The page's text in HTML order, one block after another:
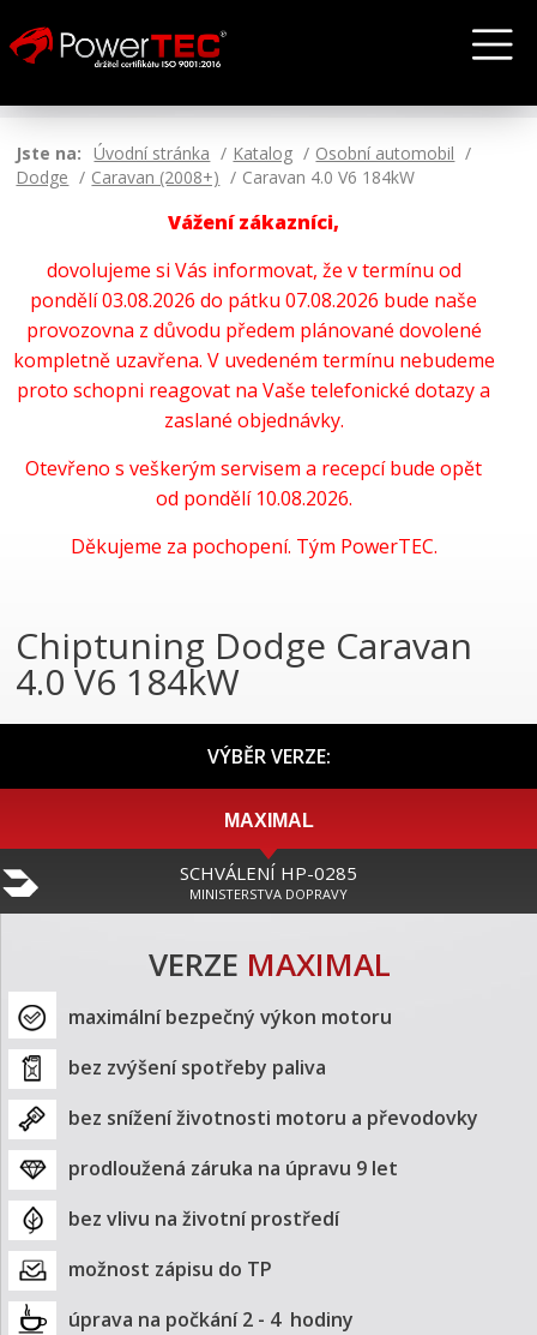
Jste na: Úvodní stránka Katalog
Osobní automobil
Dodge
Caravan (2008+) Caravan 4.0 V6 184kW
Vážení zákazníci,
dovolujeme si Vás informovat, že v termínu od
pondělí 03.08.2026 do pátku 07.08.2026 bude naše
provozovna z důvodu předem plánované dovolené
kompletně uzavřena. V uvedeném termínu nebudeme
proto schopni reagovat na Vaše telefonické dotazy a
zaslané objednávky.
Otevřeno s veškerým servisem a recepcí bude opět
od pondělí 10.08.2026.
Děkujeme za pochopení. Tým PowerTEC.
Chiptuning Dodge Caravan
4.0 V6 184kW
VÝBĚR VERZE:
MAXIMAL
SCHVÁLENÍ HP-0285
MINISTERSTVA DOPRAVY
VERZE MAXIMAL
maximální bezpečný výkon motoru
bez zvýšení spotřeby paliva
bez snížení životnosti motoru a převodovky
prodloužená záruka na úpravu 9 let
bez vlivu na životní prostředí
možnost zápisu do TP
úprava na počkání 2 - 4  hodiny